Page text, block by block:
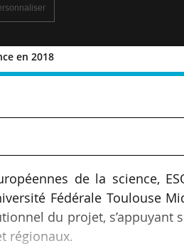
en 2018
de la science
de la science,
Fédérale Toulouse
du projet, s’appuyant
régionaux.